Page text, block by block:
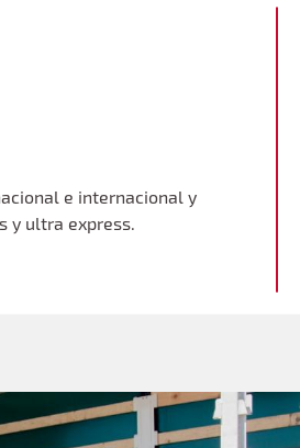
e internacional y
y ultra express.